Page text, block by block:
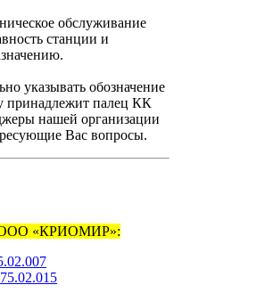
обслуживание
станции и
указывать обозначение
принадлежит палец КК
нашей организации
Вас вопросы.
ООО «КРИОМИР»: